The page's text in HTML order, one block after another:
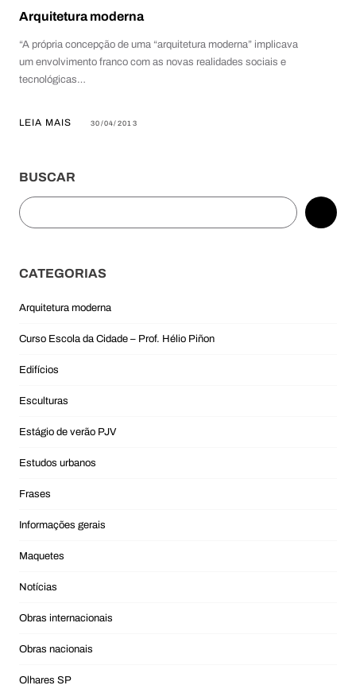
Arquitetura moderna
“A própria concepção de uma “arquitetura moderna” implicava
um envolvimento franco com as novas realidades sociais e
tecnológicas…
LEIA MAIS 30/04/2013
BUSCAR
Pesquisar
CATEGORIAS
Arquitetura moderna
Curso Escola da Cidade – Prof. Hélio Piñon
Edifícios
Esculturas
Estágio de verão PJV
Estudos urbanos
Frases
Informações gerais
Maquetes
Notícias
Obras internacionais
Obras nacionais
Olhares SP